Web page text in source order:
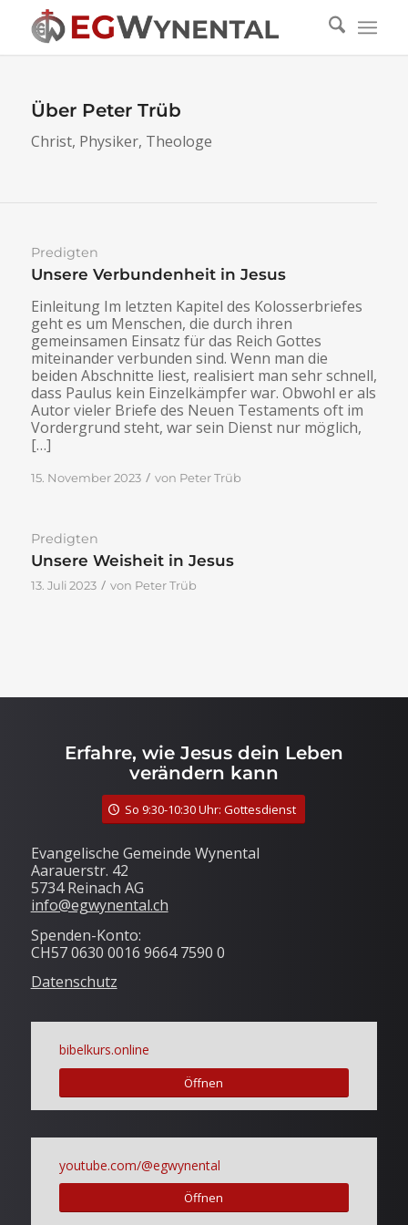
Über Peter Trüb
Christ, Physiker, Theologe
Predigten
Unsere Verbundenheit in Jesus
Einleitung Im letzten Kapitel des Kolosserbriefes
geht es um Menschen, die durch ihren
gemeinsamen Einsatz für das Reich Gottes
miteinander verbunden sind. Wenn man die
beiden Abschnitte liest, realisiert man sehr schnell,
dass Paulus kein Einzelkämpfer war. Obwohl er als
Autor vieler Briefe des Neuen Testaments oft im
Vordergrund steht, war sein Dienst nur möglich,
[…]
15. November 2023 / von Peter Trüb
Predigten
Unsere Weisheit in Jesus
13. Juli 2023 / von Peter Trüb
Erfahre, wie Jesus dein Leben
verändern kann
So 9:30-10:30 Uhr: Gottesdienst
Evangelische Gemeinde Wynental
Aarauerstr. 42
5734 Reinach AG
info@egwynental.ch
Spenden-Konto:
CH57 0630 0016 9664 7590 0
Datenschutz
bibelkurs.online
Öffnen
youtube.com/@egwynental
Öffnen